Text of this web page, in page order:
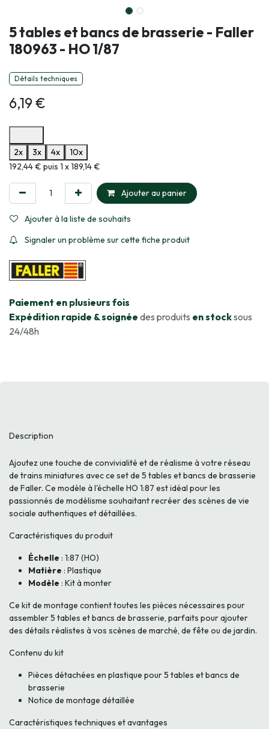
5 tables et bancs de brasserie - Faller
180963 - HO 1/87
Détails techniques
6,19€
2x
3x 4x
10x
Informations sur le plan de paiement sélectionné
192,44 € puis 1 x 189,14 €
Ajouter au panier
Ajouter à la liste de souhaits
Signaler un problème sur cette fiche produit
​Paiement en plusieurs fois
Expédition rapide & soignée des produits en stocksous
24/48h
Description
Ajoutez une touche de convivialité et de réalisme à votre réseau
de trains miniatures avec ce set de 5 tables et bancs de brasserie
de Faller. Ce modèle à l'échelle HO 1:87 est idéal pour les
passionnés de modélisme souhaitant recréer des scènes de vie
sociale authentiques et détaillées.
Caractéristiques du produit
Échelle : 1:87 (HO)
Matière : Plastique
Modèle : Kit à monter
Ce kit de montage contient toutes les pièces nécessaires pour
assembler 5 tables et bancs de brasserie, parfaits pour ajouter
des détails réalistes à vos scènes de marché, de fête ou de jardin.
Contenu du kit
Pièces détachées en plastique pour 5 tables et bancs de
brasserie
Notice de montage détaillée
Caractéristiques techniques et avantages